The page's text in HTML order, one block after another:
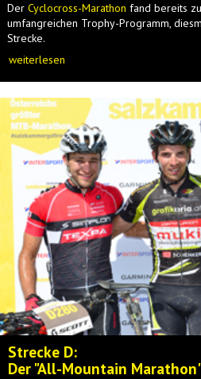
Der Cyclocross-Marathon fand bereits
umfangreichen Trophy-Programm,
Strecke.
weiterlesen
Strecke D:
Der "All-Mountain